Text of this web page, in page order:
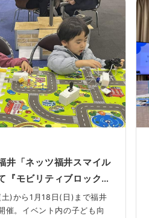
一つ、「未来モビリティプ
」についてレポートしま
井「ネッツ福井スマイル
『モビリティブロックワ
を実施！
)から1月18日(日)まで福井
催。イベント内の子ども向